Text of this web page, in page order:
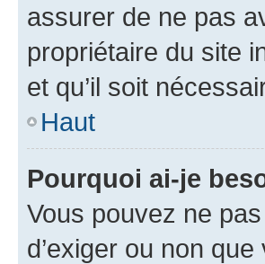
assurer de ne pas
propriétaire du site
et qu’il soit
Haut
Pourquoi ai-je
Vous pouvez ne
d’exiger ou non